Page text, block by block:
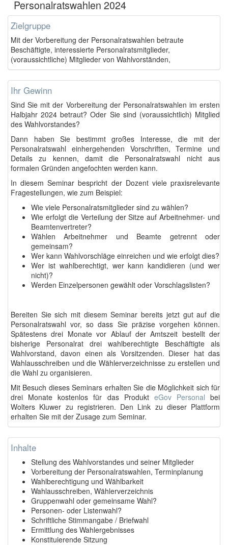
Personalratswahlen 2024
Zielgruppe
Mit der Vorbereitung der Personalratswahlen betraute
Beschäftigte, interessierte Personalratsmitglieder,
(voraussichtliche) Mitglieder von Wahlvorständen,
Ihr Gewinn
Sind Sie mit der Vorbereitung der Personalratswahlen im ersten
Halbjahr 2024 betraut? Oder Sie sind (voraussichtlich) Mitglied
des Wahlvorstandes?
Dann haben Sie bestimmt großes Interesse, die mit der
Personalratswahl einhergehenden Vorschriften, Termine und
Details zu kennen, damit die Personalratswahl nicht aus
formalen Gründen angefochten werden kann.
In diesem Seminar bespricht der Dozent viele praxisrelevante
Fragestellungen, wie zum Beispiel:
Wie viele Personalratsmitglieder sind zu wählen?
Wie erfolgt die Verteilung der Sitze auf Arbeitnehmer- und
Beamtenvertreter?
Wählen Arbeitnehmer und Beamte getrennt oder
gemeinsam?
Wer kann Wahlvorschläge einreichen und wie erfolgt dies?
Wer ist wahlberechtigt, wer kann kandidieren (und wer
nicht)?
Werden Einzelpersonen gewählt oder Vorschlagslisten?
Bereiten Sie sich mit diesem Seminar bereits jetzt gut auf die
Personalratswahl vor, so dass Sie präzise vorgehen können.
Spätestens drei Monate vor Ablauf der Amtszeit bestellt der
bisherige Personalrat drei wahlberechtigte Beschäftigte als
Wahlvorstand, davon einen als Vorsitzenden. Dieser hat das
Wahlausschreiben und die Wählerverzeichnisse zu erstellen und
die Wahl zu organisieren.
Mit Besuch dieses Seminars erhalten Sie die Möglichkeit sich für
drei Monate kostenlos für das Produkt eGov Personal bei
Wolters Kluwer zu registrieren. Den Link zu dieser Plattform
erhalten Sie mit der Zusage zum Seminar.
Inhalte
Stellung des Wahlvorstandes und seiner Mitglieder
Vorbereitung der Personalratswahlen, Terminplanung
Wahlberechtigung und Wählbarkeit
Wahlausschreiben, Wählerverzeichnis
Gruppenwahl oder gemeinsame Wahl?
Personen- oder Listenwahl?
Schriftliche Stimmangabe / Briefwahl
Ermittlung des Wahlergebnisses
Konstituierende Sitzung